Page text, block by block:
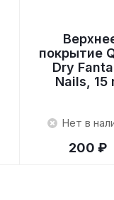
покрытие
Dry
Nails, 15
Нет в
200 ₽